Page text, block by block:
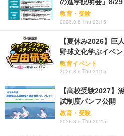
の進学説明会」8/29
教育・受験
2026.8.6 Thu 23:15
【夏休み2026】巨
野球文化学ぶイベ
教育イベント
2026.8.6 Thu 21:15
【高校受験2027】
試制度パンフ公開
教育・受験
2026.8.6 Thu 20:45